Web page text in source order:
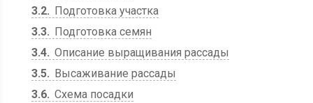
3.2
Подготовка участка
3.3
Подготовка семян
3.4 Описание выращивания рассады
3.5
Высаживание рассады
3.6 Схема посадки